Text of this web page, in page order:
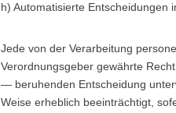
h) Automatisierte Entscheidungen
Jede von der Verarbeitung
Verordnungsgeber gewährte
— beruhenden Entscheidung
Weise erheblich beeinträchtigt,